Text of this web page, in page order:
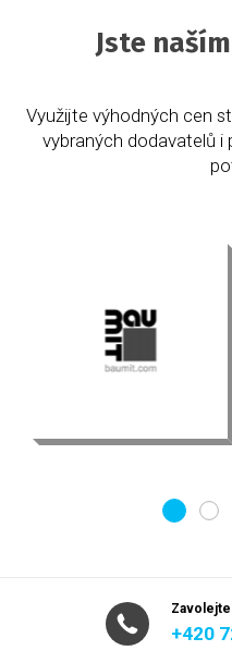
Jste
Využijte výhodných cen
vybraných dodavatelů
1 2
Zavolejte
+420